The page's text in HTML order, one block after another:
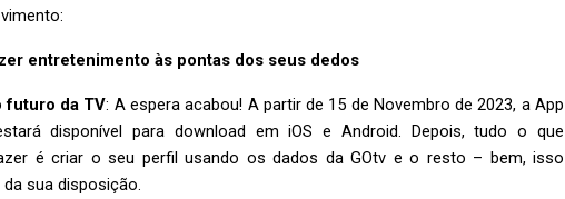
:
entretenimento às pontas dos seus dedos
futuro da TV: A espera acabou! A partir de 15 de Novembro de 2023, a App
disponível para download em iOS e Android. Depois, tudo o que
é criar o seu perfil usando os dados da GOtv e o resto – bem, isso
sua disposição.